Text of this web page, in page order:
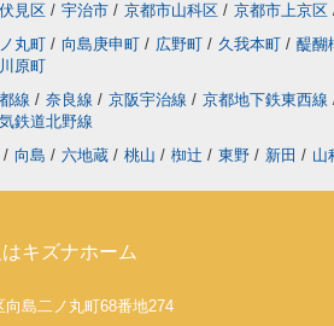
見区 / 宇治市 / 京都市山科区 / 京都市上京区
丸町 / 向島庚申町 / 広野町 / 久我本町 / 醍醐
原町
線 / 奈良線 / 京阪宇治線 / 京都地下鉄東西線
鉄道北野線
/ 向島 / 六地蔵 / 桃山 / 椥辻 / 東野 / 新田 / 山
キズナホーム
島二ノ丸町68番地274